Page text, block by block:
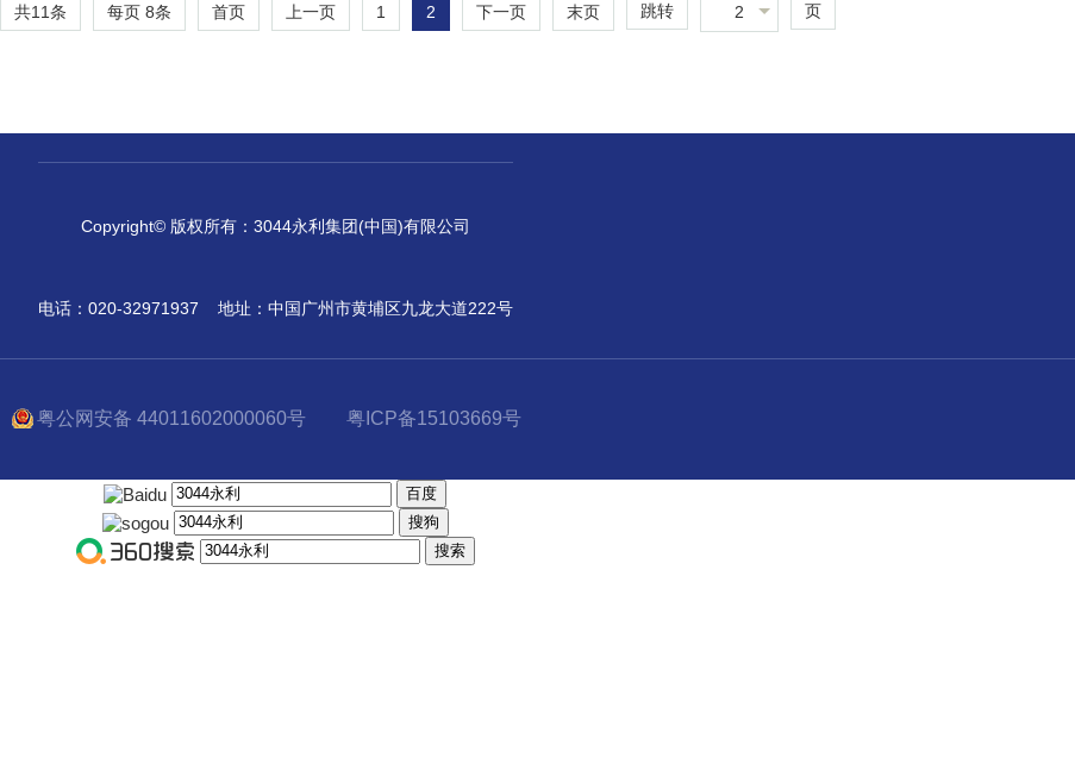
共11条 每页 8条 首页 上一页 1 2 下一页 末页 跳转 2 页
Copyright© 版权所有：3044永利集团(中国)有限公司
电话：020-32971937 地址：中国广州市黄埔区九龙大道222号
粤公网安备 44011602000060号 粤ICP备15103669号